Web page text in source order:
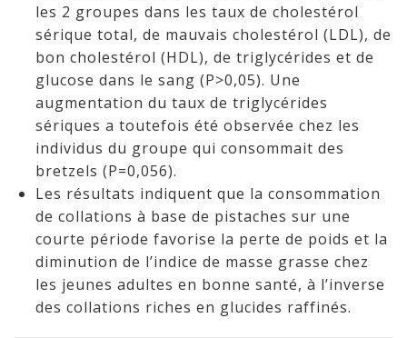
les 2 groupes dans les taux de cholestérol
sérique total, de mauvais cholestérol (LDL), de
bon cholestérol (HDL), de triglycérides et de
glucose dans le sang (P>0,05). Une
augmentation du taux de triglycérides
sériques a toutefois été observée chez les
individus du groupe qui consommait des
bretzels (P=0,056).
Les résultats indiquent que la consommation
de collations à base de pistaches sur une
courte période favorise la perte de poids et la
diminution de l’indice de masse grasse chez
les jeunes adultes en bonne santé, à l’inverse
des collations riches en glucides raffinés.